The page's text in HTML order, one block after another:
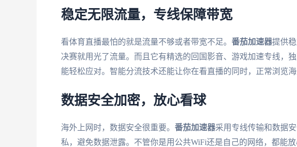
稳定无限流量，专线保障带宽
看体育直播最怕的就是流量不够或者带宽不足。 番茄加速器提供
决赛就用光了流量。而且它有精选的回国影音、游戏加速专线，
能轻松应对。智能分流技术还能让你在看直播的同时，正常浏览
数据安全加密，放心看球
海外上网时，数据安全很重要。 番茄加速器采用专线传输和数据
私，避免数据泄露。不管你是用公共WiFi还是自己的网络，都能